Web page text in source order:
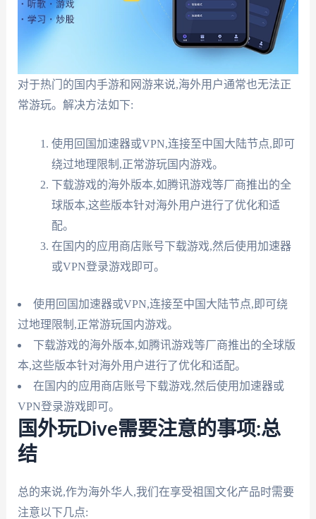
对于热门的国内手游和网游来说,海外用户通常也无法正
常游玩。解决方法如下:
使用回国加速器或VPN,连接至中国大陆节点,即可
绕过地理限制,正常游玩国内游戏。
下载游戏的海外版本,如腾讯游戏等厂商推出的全
球版本,这些版本针对海外用户进行了优化和适
配。
在国内的应用商店账号下载游戏,然后使用加速器
或VPN登录游戏即可。
使用回国加速器或VPN,连接至中国大陆节点,即可绕
过地理限制,正常游玩国内游戏。
下载游戏的海外版本,如腾讯游戏等厂商推出的全球版
本,这些版本针对海外用户进行了优化和适配。
在国内的应用商店账号下载游戏,然后使用加速器或
VPN登录游戏即可。
国外玩Dive需要注意的事项:总
结
总的来说,作为海外华人,我们在享受祖国文化产品时需要
注意以下几点: